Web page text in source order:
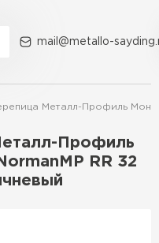
mail@metallo-
Металл-Профиль
Профиль
RR 32
компании Контакты